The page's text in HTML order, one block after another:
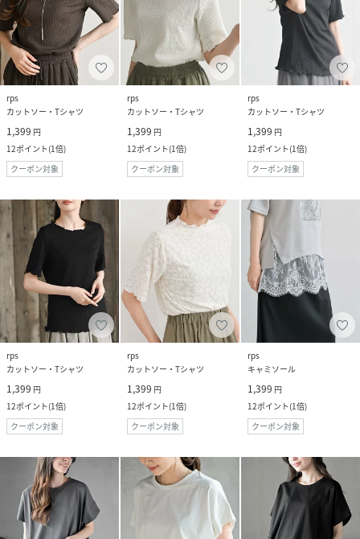
rps
カットソー・Tシャツ
1,399 円
12ポイント(1倍)
クーポン対象
rps
カットソー・Tシャツ
1,399 円
12ポイント(1倍)
クーポン対象
rps
カットソー・Tシャツ
1,399 円
12ポイント(1倍)
クーポン対象
rps
カットソー・Tシャツ
1,399 円
12ポイント(1倍)
クーポン対象
rps
カットソー・Tシャツ
1,399 円
12ポイント(1倍)
クーポン対象
rps
キャミソール
1,399 円
12ポイント(1倍)
クーポン対象